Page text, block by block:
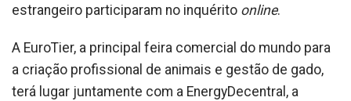
estrangeiro participaram no inquérito online.
A EuroTier, a principal feira comercial do mundo para
a criação profissional de animais e gestão de gado,
terá lugar juntamente com a EnergyDecentral, a